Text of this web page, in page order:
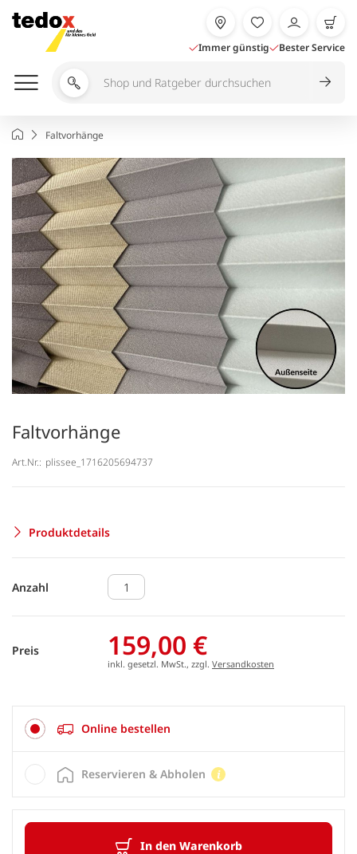
Inhalt
springen
Immer günstig Bester Service
Shop
durchsuchen
StartseiteFaltvorhänge
Faltvorhänge
Art.Nr.: plissee_1716205694737
Produktdetails
Anzahl
Preis 159,00 €
inkl. gesetzl. MwSt., zzgl. Versandkosten
Online bestellen
In den Warenkorb
Reservieren & Abholen